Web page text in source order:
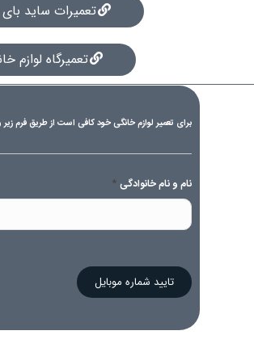
تعمیرات ساید
تعمیرگاه لوازم
برای تعمیر لوازم خانگی خود کافی است از طریق فرم
نام و نام خانوادگی *